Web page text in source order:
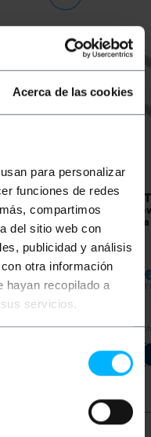
Acerca de las cookies
para personalizar
funciones de redes
compartimos
del sitio web con
publicidad y análisis
otra información
hayan recopilado a
servicios.
Szary kabel
Ethernet FTP
o długości 0,5 m
inc.
PVD
1,42€
dostawa
kat.